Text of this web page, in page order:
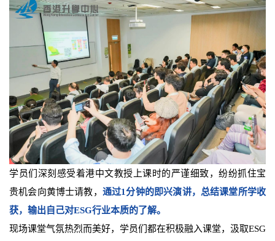
学员们深刻感受着港中文教授上课时的严谨细致，纷纷抓住宝
贵机会向黄博士请教， 通过1分钟的即兴演讲，总结课堂所学收
获，输出自己对ESG行业本质的了解。
现场课堂气氛热烈而美好，学员们都在积极融入课堂，汲取ESG